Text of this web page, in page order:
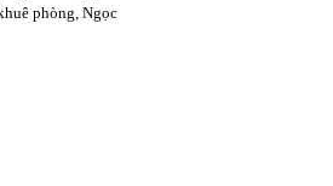
phòng, Ngọc